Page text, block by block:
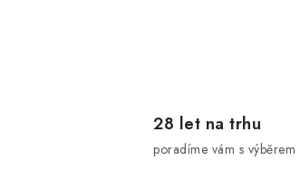
28 let na trhu
poradíme vám s výběrem